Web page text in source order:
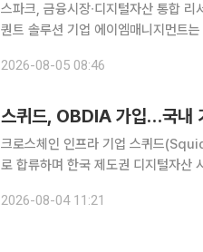
스파크, 금융시장∙디지털자산 통합 리
퀀트 솔루션 기업 에이엠매니지먼트
이번 사업을 통해 글로벌 금융시장과
2026-08-05 08:46
스퀴드, OBDIA 가입…국내
크로스체인 인프라 기업 스퀴드
로 합류하며 한국 제도권 디지털자산 시장 공략을 본격화
논의에 크로스체인 인프라 역량을 접
2026-08-04 11:21